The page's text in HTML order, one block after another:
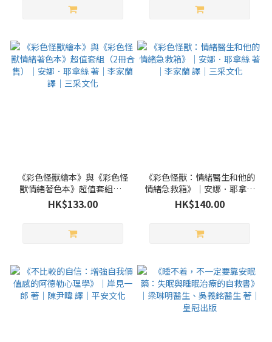
《彩色怪獸繪本》與《彩色怪
獸情緒著色本》超值套組（2
冊合售）｜安娜．耶拿絲 著｜
李家蘭 譯｜三采文化
HK$133.00
《彩色怪獸：情緒醫生和他的
情緒急救箱》｜安娜．耶拿絲
著｜李家蘭 譯｜三采文化
HK$140.00